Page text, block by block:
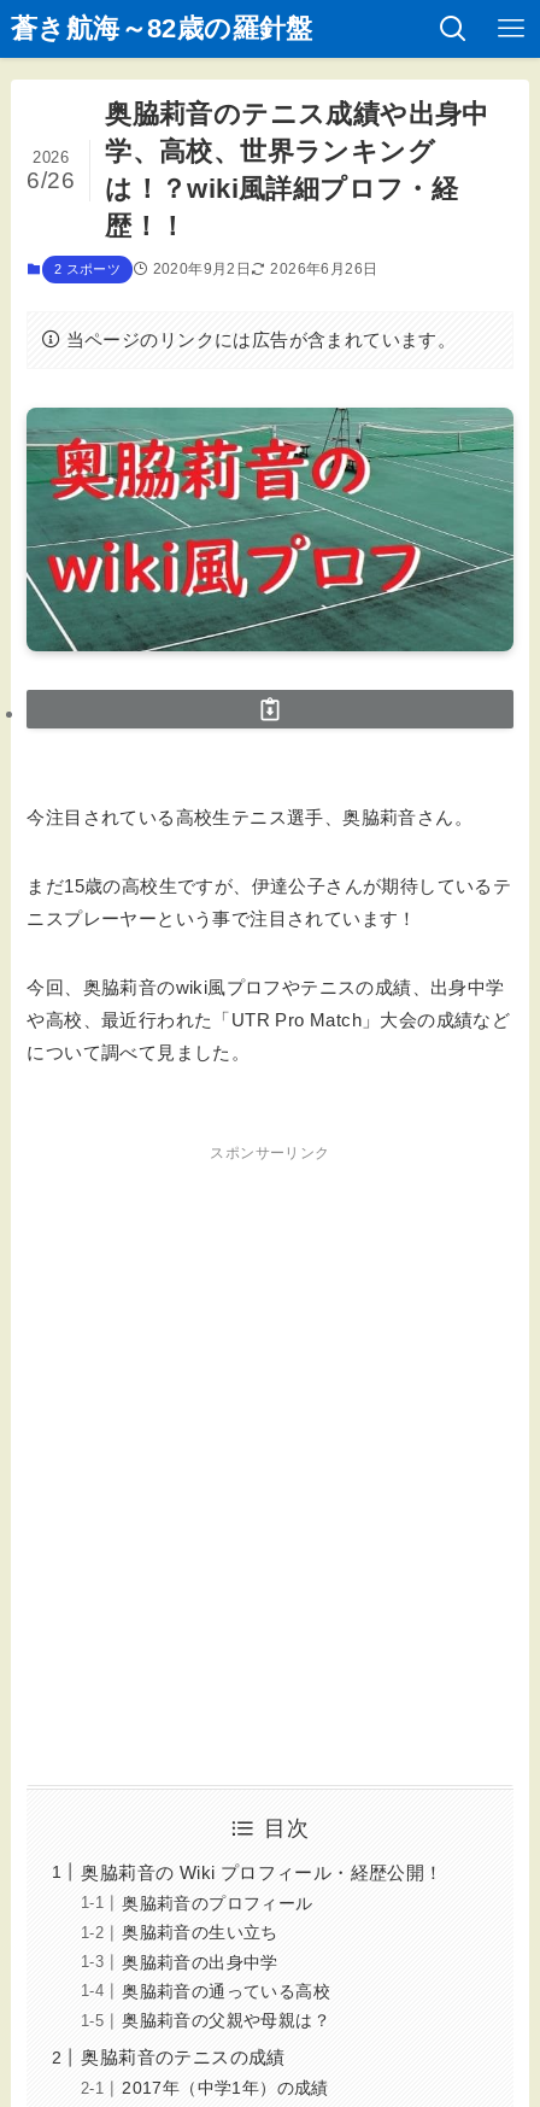
蒼き航海～82歳の羅針盤
奥脇莉音のテニス成績や出身中
学、高校、世界ランキング
は！？wiki風詳細プロフ・経
歴！！
2026
6/26
2 スポーツ 2020年9月2日 2026年6月26日
当ページのリンクには広告が含まれています。
今注目されている高校生テニス選手、奥脇莉音さん。
まだ15歳の高校生ですが、伊達公子さんが期待しているテ
ニスプレーヤーという事で注目されています！
今回、奥脇莉音のwiki風プロフやテニスの成績、出身中学
や高校、最近行われた「UTR Pro Match」大会の成績など
について調べて見ました。
スポンサーリンク
目次
奥脇莉音の Wiki プロフィール・経歴公開！
奥脇莉音のプロフィール
奥脇莉音の生い立ち
奥脇莉音の出身中学
奥脇莉音の通っている高校
奥脇莉音の父親や母親は？
奥脇莉音のテニスの成績
2017年（中学1年）の成績